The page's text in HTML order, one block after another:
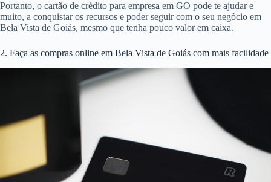
Portanto, o cartão de crédito para empresa em GO pode te ajudar e
muito, a conquistar os recursos e poder seguir com o seu negócio em
Bela Vista de Goiás, mesmo que tenha pouco valor em caixa.
2. Faça as compras online em Bela Vista de Goiás com mais facilidade